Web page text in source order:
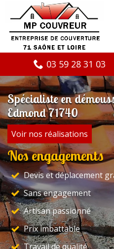
03 59 28 31 03
Spécialiste en
Edmond 71740
Voir nos réalisations
Nos engagements
Devis et déplacement
Sans engagement
Artisan passionné
Prix imbattable
Travail de qualité